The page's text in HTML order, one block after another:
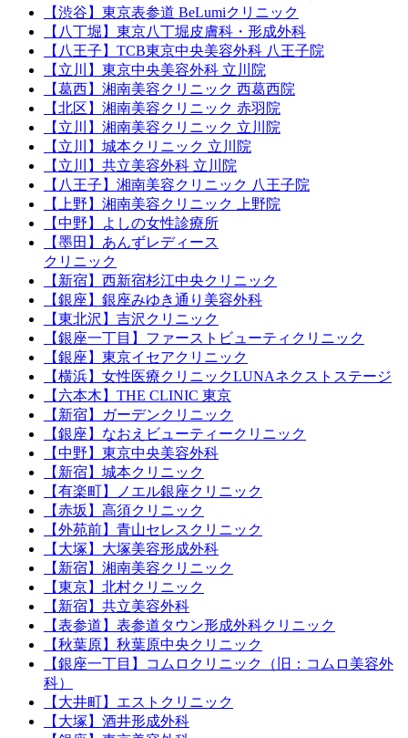
【渋谷】東京表参道 BeLumiクリニック
【八丁堀】東京八丁堀皮膚科・形成外科
【八王子】TCB東京中央美容外科 八王子院
【立川】東京中央美容外科 立川院
【葛西】湘南美容クリニック 西葛西院
【北区】湘南美容クリニック 赤羽院
【立川】湘南美容クリニック 立川院
【立川】城本クリニック 立川院
【立川】共立美容外科 立川院
【八王子】湘南美容クリニック 八王子院
【上野】湘南美容クリニック 上野院
【中野】よしの女性診療所
【墨田】あんずレディース
クリニック
【新宿】西新宿杉江中央クリニック
【銀座】銀座みゆき通り美容外科
【東北沢】吉沢クリニック
【銀座一丁目】ファーストビューティクリニック
【銀座】東京イセアクリニック
【横浜】女性医療クリニックLUNAネクストステージ
【六本木】THE CLINIC 東京
【新宿】ガーデンクリニック
【銀座】なおえビューティークリニック
【中野】東京中央美容外科
【新宿】城本クリニック
【有楽町】ノエル銀座クリニック
【赤坂】高須クリニック
【外苑前】青山セレスクリニック
【大塚】大塚美容形成外科
【新宿】湘南美容クリニック
【東京】北村クリニック
【新宿】共立美容外科
【表参道】表参道タウン形成外科クリニック
【秋葉原】秋葉原中央クリニック
【銀座一丁目】コムロクリニック（旧：コムロ美容外
科）
【大井町】エストクリニック
【大塚】酒井形成外科